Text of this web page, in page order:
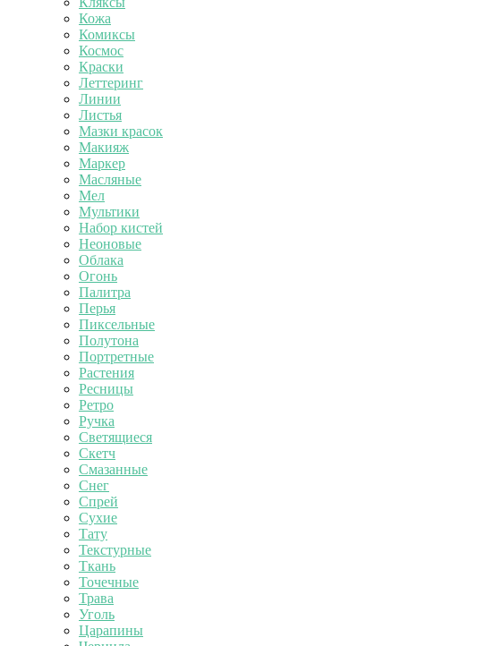
Кожа
Комиксы
Космос
Краски
Леттеринг
Линии
Листья
Мазки красок
Макияж
Маркер
Масляные
Мел
Мультики
Набор кистей
Неоновые
Облака
Огонь
Палитра
Перья
Пиксельные
Полутона
Портретные
Растения
Ресницы
Ретро
Ручка
Светящиеся
Скетч
Смазанные
Снег
Спрей
Сухие
Тату
Текстурные
Ткань
Точечные
Трава
Уголь
Царапины